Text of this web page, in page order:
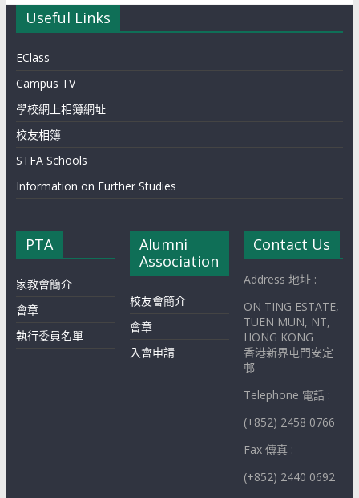
Useful Links
EClass
Campus TV
學校網上相簿網址
校友相簿
STFA Schools
Information on Further Studies
PTA
家教會簡介
會章
執行委員名單
Alumni
Association
校友會簡介
會章
入會申請
Contact Us
Address 地址 :
ON TING ESTATE,
TUEN MUN, NT,
HONG KONG
香港新界屯門安定
邨
Telephone 電話 :
(+852) 2458 0766
Fax 傳真 :
(+852) 2440 0692